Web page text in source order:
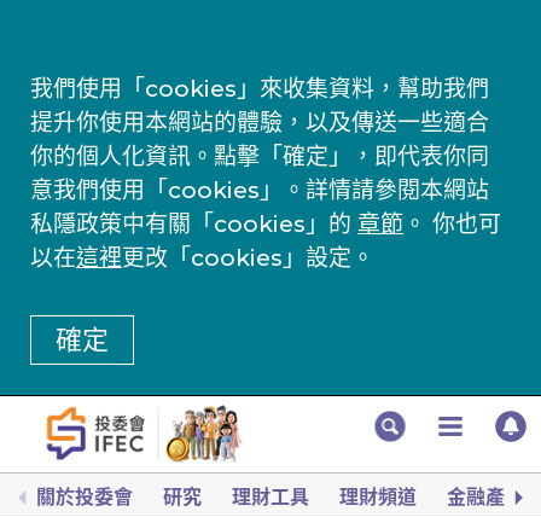
我們使用「cookies」來收集資料，幫助我們
提升你使用本網站的體驗，以及傳送一些適合
你的個人化資訊。點擊「確定」，即代表你同
意我們使用「cookies」。詳情請參閱本網站
私隱政策中有關「cookies」的 章節 。 你也可
以在這裡更改「cookies」設定。
確定
關於投委會 研究 理財工具 理財頻道 金融產品